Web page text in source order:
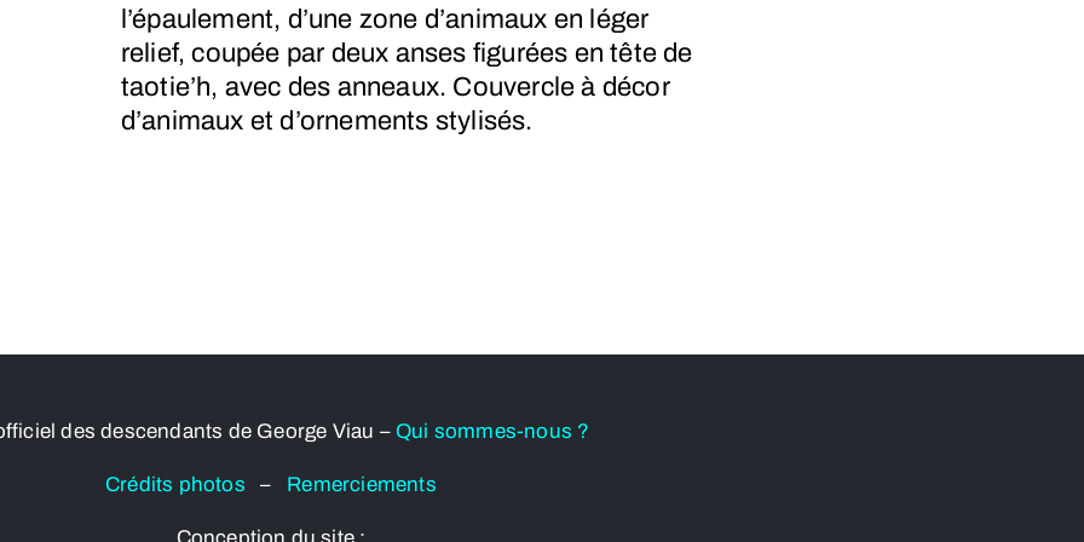
l’épaulement, d’une zone d’animaux en léger
relief, coupée par deux anses figurées en tête de
taotie’h, avec des anneaux. Couvercle à décor
d’animaux et d’ornements stylisés.
des descendants de George Viau – Qui sommes-nous ?
Crédits photos– Remerciements